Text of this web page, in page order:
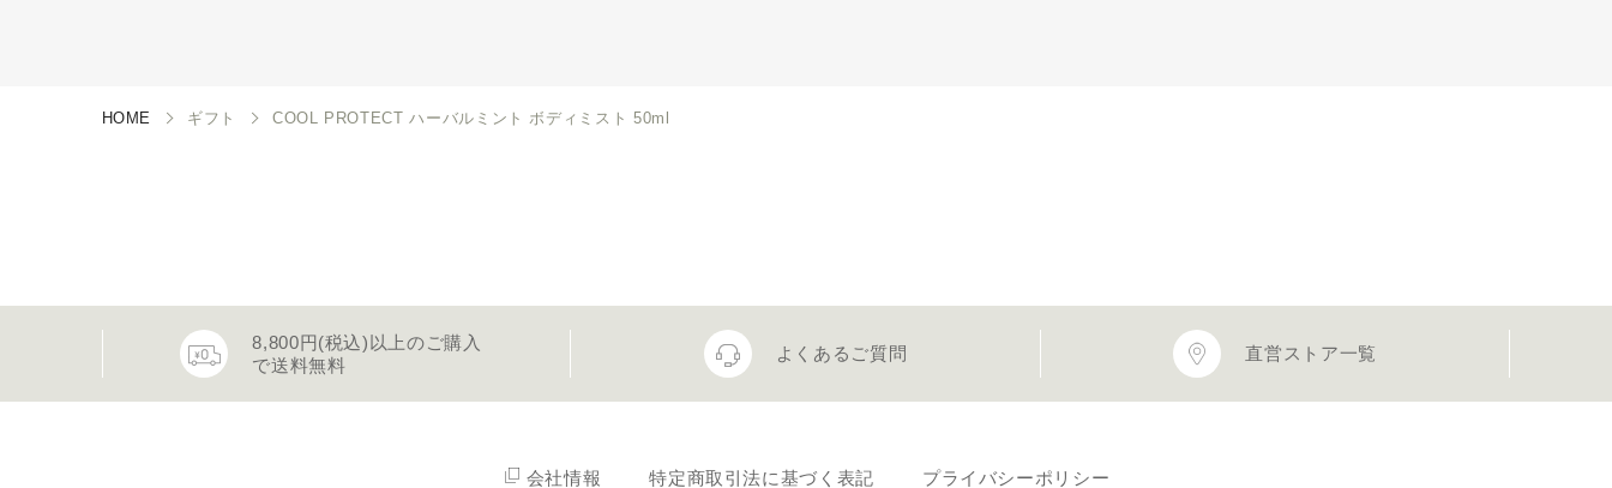
HOME ギフト COOL PROTECT ハーバルミント ボディミスト 50ml
8,800円(税込)以上のご購入
で送料無料
よくあるご質問 直営ストア一覧
会社情報 特定商取引法に基づく表記 プライバシーポリシー